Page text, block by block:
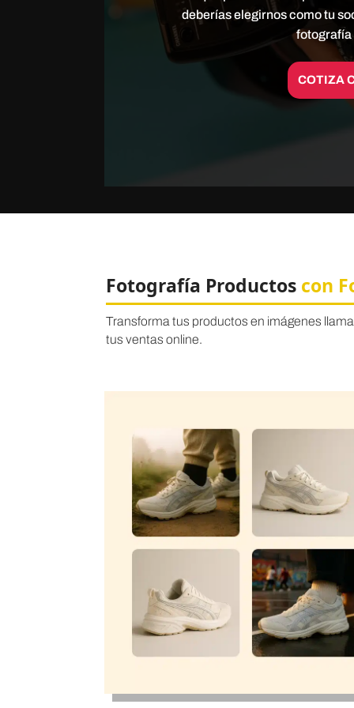
deberías elegirnos como tu
COTIZA
Fotografía Productos con
Transforma tus productos en imágenes
tus ventas online.